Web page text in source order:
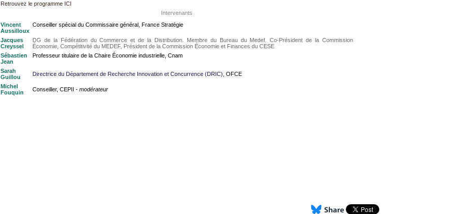
Retrouvez le programme ICI
Intervenants
Vincent
Aussilloux
Conseiller spécial du Commissaire général, France Stratégie
Jacques
Creyssel
DG de la Fédération du Commerce et de la Distribution. Membre du Bureau du Medef. Co-Président de la Commission
Économie, Compétitivité du MEDEF, Président de la Commission Économie et Finances du CESE
Sébastien
Jean
Professeur titulaire de la Chaire Économie industrielle, Cnam
Sarah
Guillou
Directrice du Département de Recherche Innovation et Concurrence (DRIC), OFCE
Michel
Fouquin
Conseiller, CEPII - modérateur